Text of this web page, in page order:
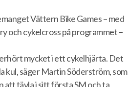
Vättern Bike Games – med
och cykelcross på programmet –
mycket i ett cykelhjärta. Det
kul, säger Martin Söderström, som
att tävla i sitt första SM och ta